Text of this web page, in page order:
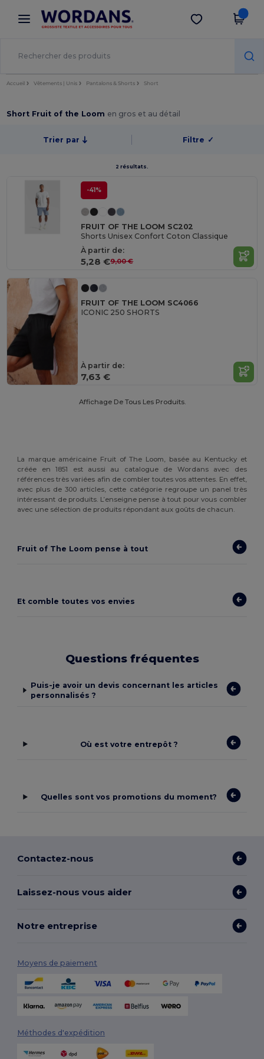
× Appli Wordans
Meilleurs prix sur l’app !
Obtenir l'appli
Accueil Vêtements | Unis Pantalons & Shorts Short
Short Fruit of the Loom en gros et au détail
Trier par Filtre ✓
2 résultats.
-41%
FRUIT OF THE LOOM SC202
Shorts Unisex Confort Coton Classique
À partir de:
5,28 €9,00 €
FRUIT OF THE LOOM SC4066
ICONIC 250 SHORTS
À partir de:
7,63 €
Affichage De Tous Les Produits.
La marque américaine Fruit of The Loom, basée au Kentucky et
créée en 1851 est aussi au catalogue de Wordans avec des
références très variées afin de combler toutes vos attentes. En effet,
avec plus de 300 articles, cette catégorie regroupe un panel très
intéressant de produits. L’enseigne pense à tout pour vous combler
avec une sélection de produits répondant aux goûts de chacun.
Fruit of The Loom pense à tout
Et comble toutes vos envies
Questions fréquentes
Puis-je avoir un devis concernant les articles
personnalisés ?
Où est votre entrepôt ?
Quelles sont vos promotions du moment?
Contactez-nous
Laissez-nous vous aider
Notre entreprise
Moyens de paiement
Méthodes d'expédition